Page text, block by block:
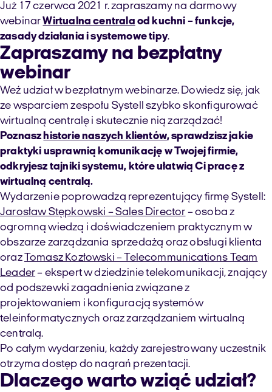
Już 17 czerwca 2021 r. zapraszamy na darmowy
webinarWirtualna centrala od kuchni – funkcje,
zasady działania i systemowe tipy.
Zapraszamy na bezpłatny
webinar
Weź udział w bezpłatnym webinarze. Dowiedz się, jak
ze wsparciem zespołu Systell szybko skonfigurować
wirtualną centralę i skutecznie nią zarządzać!
Poznaszhistorie naszych klientów, sprawdzisz jakie
praktyki usprawnią komunikację w Twojej firmie,
odkryjesz tajniki systemu, które ułatwią Ci pracę z
wirtualną centralą.
Wydarzenie poprowadzą reprezentujący firmę Systell:
Jarosław Stępkowski – Sales Director – osoba z
ogromną wiedzą i doświadczeniem praktycznym w
obszarze zarządzania sprzedażą oraz obsługi klienta
orazTomasz Kozłowski – Telecommunications Team
Leader– ekspert w dziedzinie telekomunikacji, znający
od podszewki zagadnienia związane z
projektowaniem i konfiguracją systemów
teleinformatycznych oraz zarządzaniem wirtualną
centralą.
Po całym wydarzeniu, każdy zarejestrowany uczestnik
otrzyma dostęp do nagrań prezentacji.
Dlaczego warto wziąć udział?